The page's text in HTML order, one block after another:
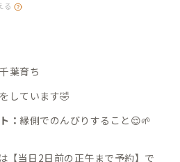
る
葉育ち
しています🤣
： 縁側でのんびりすること😌🌱
【当日2日前の正午まで予約】で